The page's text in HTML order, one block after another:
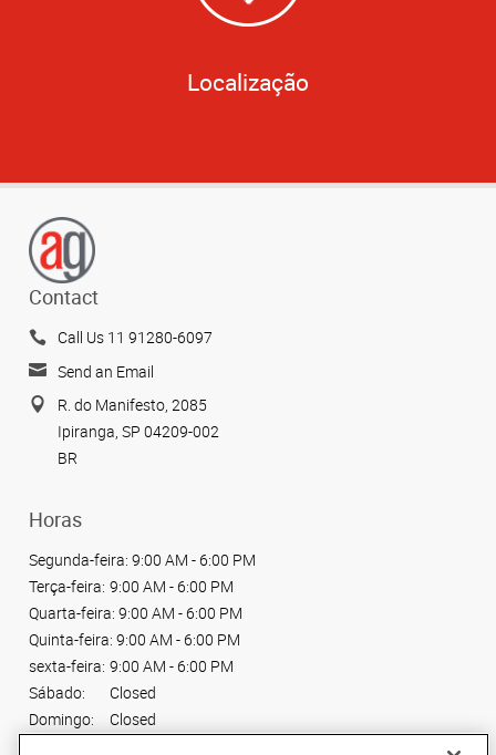
Localização
Contact
Call Us 11 91280-6097
Send an Email
R. do Manifesto, 2085
Ipiranga, SP 04209-002
BR
Horas
Segunda-feira: 9:00 AM - 6:00 PM
Terça-feira: 9:00 AM - 6:00 PM
Quarta-feira: 9:00 AM - 6:00 PM
Quinta-feira: 9:00 AM - 6:00 PM
sexta-feira: 9:00 AM - 6:00 PM
Sábado:
Closed
Domingo:
Closed